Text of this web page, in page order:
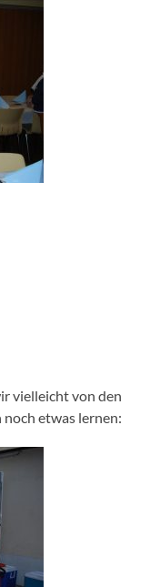
vielleicht von den
noch etwas lernen: